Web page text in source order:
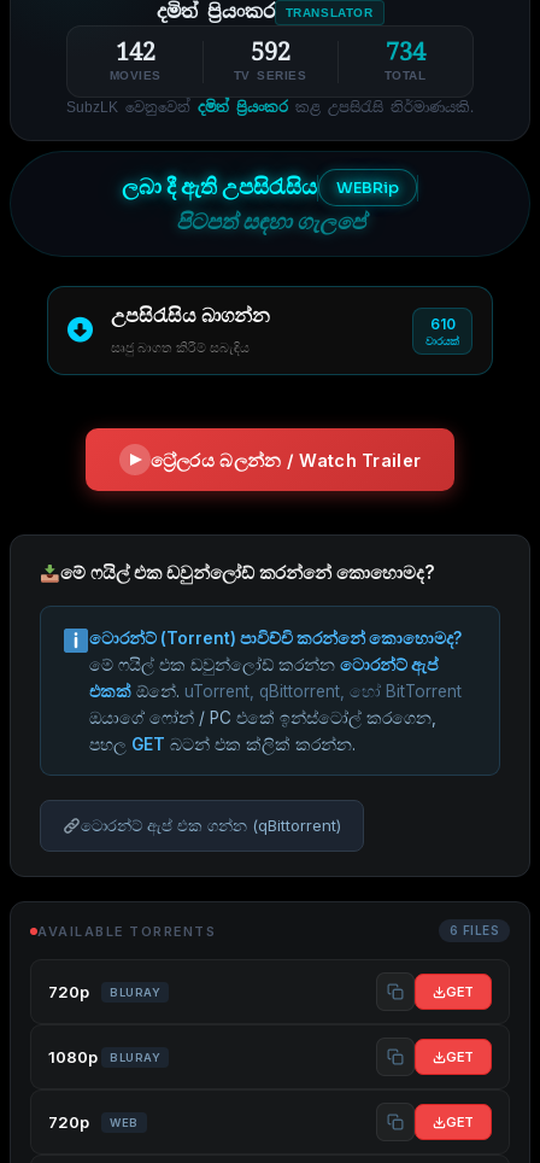
දමිත් ප්‍රියංකර TRANSLATOR
142
MOVIES
592
TV SERIES
734
TOTAL
SubzLK වෙනුවෙන් දමිත් ප්‍රියංකර කළ උපසිරැසි නිර්මාණයකි.
ලබා දී ඇති උපසිරැසිය WEBRip
පිටපත් සඳහා ගැලපේ
උපසිරැසිය බාගන්න
සෘජු බාගත කිරීම් සබැඳිය
610
වාරයක්
ට්‍රේලරය බලන්න / Watch Trailer
මේ ෆයිල් එක ඩවුන්ලෝඩ් කරන්නේ කොහොමද?
ටොරන්ට් (Torrent) පාවිච්චි කරන්නේ කොහොමද?
මේ ෆයිල් එක ඩවුන්ලෝඩ් කරන්නටොරන්ට් ඇප්
එකක් ඕනේ. uTorrent, qBittorrent, හෝ BitTorrent
ඔයාගේ ෆෝන් / PC එකේ ඉන්ස්ටෝල් කරගෙන,
පහල GET බටන් එක ක්ලික් කරන්න.
ටොරන්ට් ඇප් එක ගන්න (qBittorrent)
AVAILABLE TORRENTS 6 FILES
720p BLURAY GET
1080p BLURAY GET
720p WEB GET